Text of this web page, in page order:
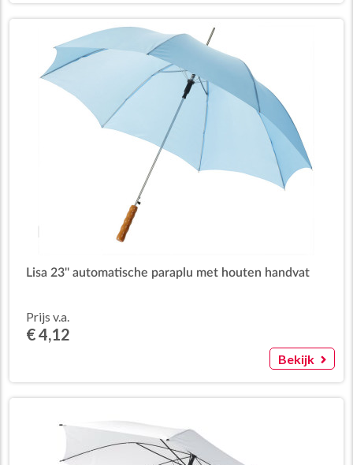
Lisa 23'' automatische paraplu met houten handvat
Prijs v.a.
€ 4,12
Bekijk